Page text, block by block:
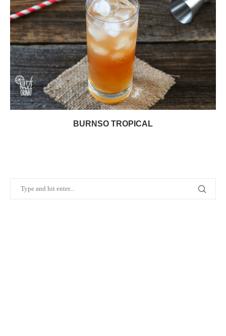
BURNSO TROPICAL